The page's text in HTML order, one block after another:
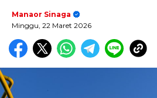
Manaor Sinaga
Minggu, 22 Maret 2026